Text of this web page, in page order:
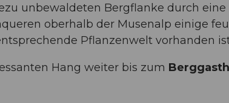
unbewaldeten Bergflanke durch eine
oberhalb der Musenalp einige
Pflanzenwelt vorhanden
Hang weiter bis zum